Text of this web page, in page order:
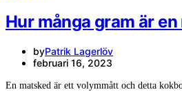
Hur många gram är
byPatrik Lagerlöv
februari 16, 2023
En matsked är ett volymmått och detta